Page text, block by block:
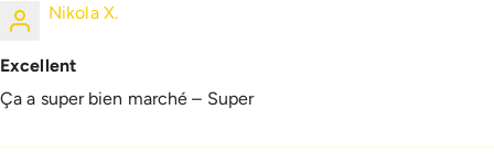
Nikola X.
Excellent
Ça a super bien marché – Super